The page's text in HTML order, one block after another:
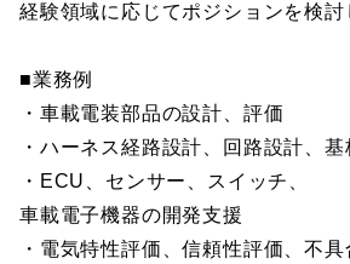
経験領域に応じてポジションを検討
■業務例
・車載電装部品の設計、評価
・ハーネス経路設計、回路設計、基
・ECU、センサー、スイッチ、
車載電子機器の開発支援
・電気特性評価、信頼性評価、不具